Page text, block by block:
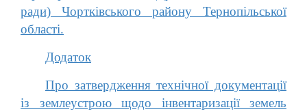
ради) Чортківського району Тернопільської
області.
Додаток
Про затвердження технічної документації
із землеустрою щодо інвентаризації земель